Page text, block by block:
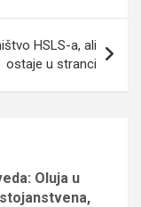
HSLS-a, ali
ostaje u stranci
Oluja u